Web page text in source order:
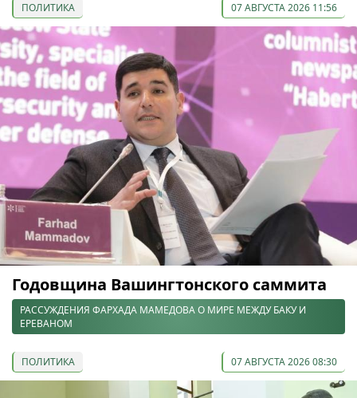
ПОЛИТИКА 07 АВГУСТА 2026 11:56
Годовщина Вашингтонского саммита
РАССУЖДЕНИЯ ФАРХАДА МАМЕДОВА О МИРЕ МЕЖДУ БАКУ И
ЕРЕВАНОМ
ПОЛИТИКА 07 АВГУСТА 2026 08:30